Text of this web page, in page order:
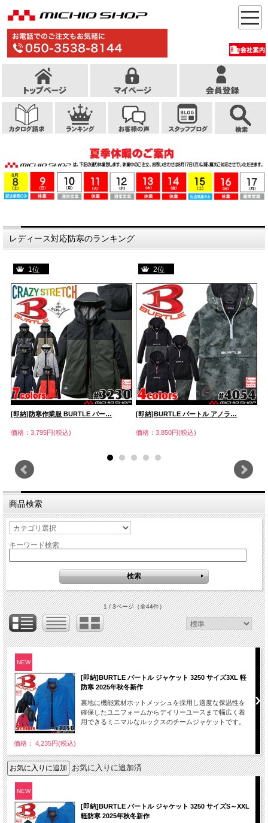
レディース対応防寒のランキング
1位
[即納]防寒作業服 BURTLE バー…
価格：3,795円(税込)
2位
[即納]BURTLE バートル アノラ…
価格：3,850円(税込)
商品検索
キーワード検索
1 / 3ページ（全44件）
NEW
[即納]BURTLE バートル ジャケット 3250 サイズ3XL 軽
防寒 2025年秋冬新作
裏地に機能素材ホットメッシュを採用し適度な保温性を
確保したユニフォームからデイリーユースまで幅広く着
用できるミニマルなルックスのチームジャケットです。
価格： 4,235円(税込)
お気に入りに追加済
NEW
[即納]BURTLE バートル ジャケット 3250 サイズS～XXL
軽防寒 2025年秋冬新作